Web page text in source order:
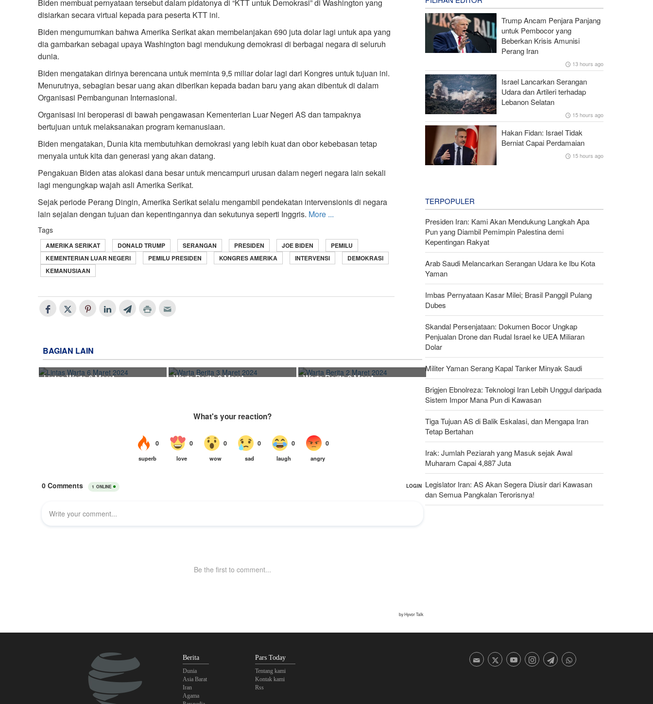
Biden membuat pernyataan tersebut dalam pidatonya di “KTT untuk Demokrasi” di Washington yang
disiarkan secara virtual kepada para peserta KTT ini.
Biden mengumumkan bahwa Amerika Serikat akan membelanjakan 690 juta dolar lagi untuk apa yang
dia gambarkan sebagai upaya Washington bagi mendukung demokrasi di berbagai negara di seluruh
dunia.
Biden mengatakan dirinya berencana untuk meminta 9,5 miliar dolar lagi dari Kongres untuk tujuan ini.
Menurutnya, sebagian besar uang akan diberikan kepada badan baru yang akan dibentuk di dalam
Organisasi Pembangunan Internasional.
Organisasi ini beroperasi di bawah pengawasan Kementerian Luar Negeri AS dan tampaknya
bertujuan untuk melaksanakan program kemanusiaan.
Biden mengatakan, Dunia kita membutuhkan demokrasi yang lebih kuat dan obor kebebasan tetap
menyala untuk kita dan generasi yang akan datang.
Pengakuan Biden atas alokasi dana besar untuk mencampuri urusan dalam negeri negara lain sekali
lagi mengungkap wajah asli Amerika Serikat.
Sejak periode Perang Dingin, Amerika Serikat selalu mengambil pendekatan intervensionis di negara
lain sejalan dengan tujuan dan kepentingannya dan sekutunya seperti Inggris. More ...
Tags
AMERIKA SERIKAT DONALD TRUMP SERANGAN PRESIDEN JOE BIDEN
PEMILU
KEMENTERIAN LUAR NEGERI
PEMILU PRESIDEN KONGRES AMERIKA INTERVENSI
DEMOKRASI
KEMANUSIAAN
BAGIAN LAIN
Lintas Warta 6 Maret
Warta Berita 3 Maret
Warta Berita 2 Maret
Trump Ancam Penjara Panjang
untuk Pembocor yang
Beberkan Krisis Amunisi
Perang Iran
13 hours ago
Israel Lancarkan Serangan
Udara dan Artileri terhadap
Lebanon Selatan
15 hours ago
Hakan Fidan: Israel Tidak
Berniat Capai Perdamaian
15 hours ago
TERPOPULER
Presiden Iran: Kami Akan Mendukung Langkah Apa
Pun yang Diambil Pemimpin Palestina demi
Kepentingan Rakyat
Arab Saudi Melancarkan Serangan Udara ke Ibu Kota
Yaman
Imbas Pernyataan Kasar Milei; Brasil Panggil Pulang
Dubes
Skandal Persenjataan: Dokumen Bocor Ungkap
Penjualan Drone dan Rudal Israel ke UEA Miliaran
Dolar
Militer Yaman Serang Kapal Tanker Minyak Saudi
Brigjen Ebnolreza: Teknologi Iran Lebih Unggul daripada
Sistem Impor Mana Pun di Kawasan
Tiga Tujuan AS di Balik Eskalasi, dan Mengapa Iran
Tetap Bertahan
Irak: Jumlah Peziarah yang Masuk sejak Awal
Muharam Capai 4,887 Juta
Legislator Iran: AS Akan Segera Diusir dari Kawasan
dan Semua Pangkalan Terorisnya!
Berita
Dunia
Asia Barat
Iran
Agama
Pars Today
Tentang kami
Kontak kami
Rss